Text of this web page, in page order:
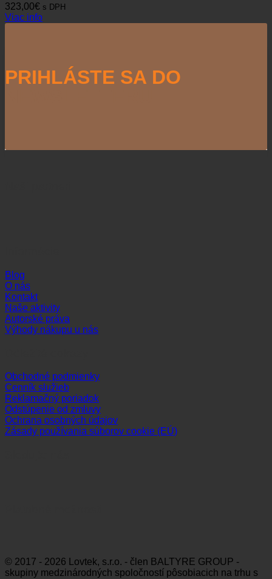
323,00€ s DPH
Viac info
PRIHLÁSTE SA DO
Blog
O nás
Kontakt
Naše aktivity
Autorské práva
Výhody nákupu u nás
Obchodné podmienky
Cenník služieb
Reklamačný poriadok
Odstúpenie od zmluvy
Ochrana osobných údajov
Zásady používania súborov cookie (EÚ)
© 2017 - 2026 Lovtek, s.r.o. - člen BALTYRE GROUP -
skupiny medzinárodných spoločností pôsobiacich na trhu s